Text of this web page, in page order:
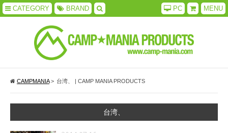
CATEGORY BRAND MENU
PC
CAMPMANIA> 台湾、 | CAMP MANIA PRODUCTS
台湾、